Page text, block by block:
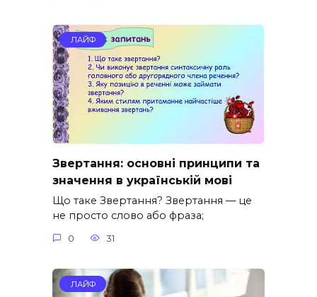
ЛАЙФ
Звертання: основні принципи та
значення в українській мові
Що таке Звертання? Звертання — це
не просто слово або фраза;
0 31
ЛАЙФ